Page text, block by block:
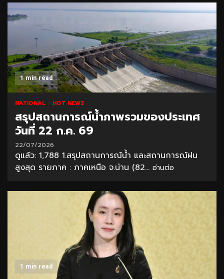
1 min read
NATIONAL HOT NEWS
สรุปสถานการณ์น้ำภาพรวมของประเทศ
วันที่ 22 ก.ค. 69
22/07/2026
ดูแล้ว: 1,788 1.สรุปสถานการณ์น้ำ และสถานการณ์ฝน
สูงสุด รายภาค : ภาคเหนือ จ.น่าน (82... อ่านต่อ
1 min read